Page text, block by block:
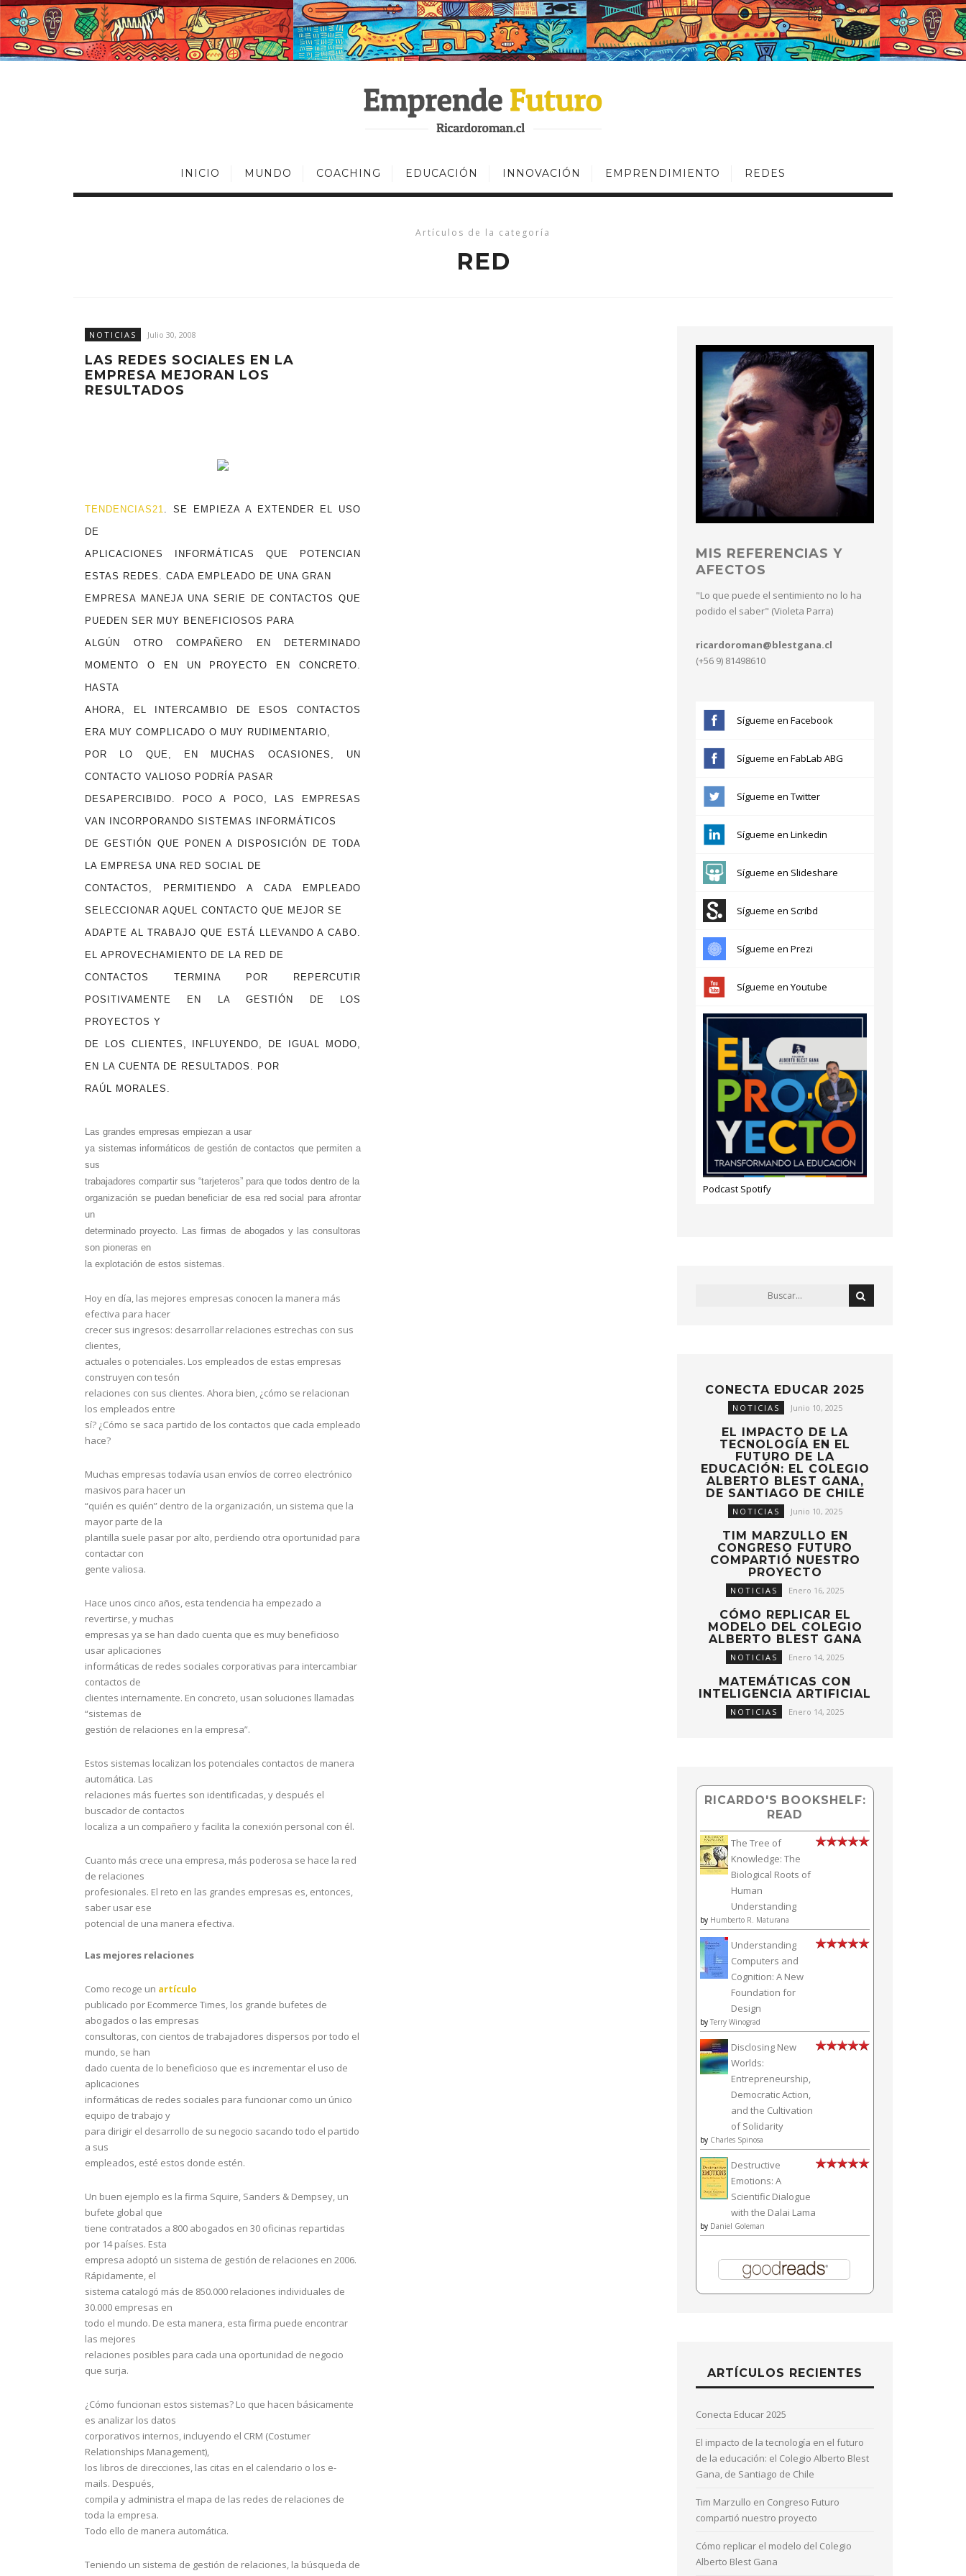
INICIO MUNDO COACHING EDUCACIÓN INNOVACIÓN EMPRENDIMIENTO REDES
Artículos de la categoría
RED
NOTICIAS Julio 30, 2008
LAS REDES SOCIALES EN LA
EMPRESA MEJORAN LOS
RESULTADOS
TENDENCIAS21. SE EMPIEZA A EXTENDER EL USO
DE
APLICACIONES INFORMÁTICAS QUE POTENCIAN
ESTAS REDES. CADA EMPLEADO DE UNA GRAN
EMPRESA MANEJA UNA SERIE DE CONTACTOS QUE
PUEDEN SER MUY BENEFICIOSOS PARA
ALGÚN OTRO COMPAÑERO EN DETERMINADO
MOMENTO O EN UN PROYECTO EN CONCRETO.
HASTA
AHORA, EL INTERCAMBIO DE ESOS CONTACTOS
ERA MUY COMPLICADO O MUY RUDIMENTARIO,
POR LO QUE, EN MUCHAS OCASIONES, UN
CONTACTO VALIOSO PODRÍA PASAR
DESAPERCIBIDO. POCO A POCO, LAS EMPRESAS
VAN INCORPORANDO SISTEMAS INFORMÁTICOS
DE GESTIÓN QUE PONEN A DISPOSICIÓN DE TODA
LA EMPRESA UNA RED SOCIAL DE
CONTACTOS, PERMITIENDO A CADA EMPLEADO
SELECCIONAR AQUEL CONTACTO QUE MEJOR SE
ADAPTE AL TRABAJO QUE ESTÁ LLEVANDO A CABO.
EL APROVECHAMIENTO DE LA RED DE
CONTACTOS TERMINA POR REPERCUTIR
POSITIVAMENTE EN LA GESTIÓN DE LOS
PROYECTOS Y
DE LOS CLIENTES, INFLUYENDO, DE IGUAL MODO,
EN LA CUENTA DE RESULTADOS. POR
RAÚL MORALES.
Las grandes empresas empiezan a usar
ya sistemas informáticos de gestión de contactos que permiten a
sus
trabajadores compartir sus “tarjeteros” para que todos dentro de la
organización se puedan beneficiar de esa red social para afrontar
un
determinado proyecto. Las firmas de abogados y las consultoras
son pioneras en
la explotación de estos sistemas.
Hoy en día, las mejores empresas conocen la manera más
efectiva para hacer
crecer sus ingresos: desarrollar relaciones estrechas con sus
clientes,
actuales o potenciales. Los empleados de estas empresas
construyen con tesón
relaciones con sus clientes. Ahora bien, ¿cómo se relacionan
los empleados entre
sí? ¿Cómo se saca partido de los contactos que cada empleado
hace?
Muchas empresas todavía usan envíos de correo electrónico
masivos para hacer un
“quién es quién” dentro de la organización, un sistema que la
mayor parte de la
plantilla suele pasar por alto, perdiendo otra oportunidad para
contactar con
gente valiosa.
Hace unos cinco años, esta tendencia ha empezado a
revertirse, y muchas
empresas ya se han dado cuenta que es muy beneficioso
usar aplicaciones
informáticas de redes sociales corporativas para intercambiar
contactos de
clientes internamente. En concreto, usan soluciones llamadas
“sistemas de
gestión de relaciones en la empresa”.
Estos sistemas localizan los potenciales contactos de manera
automática. Las
relaciones más fuertes son identificadas, y después el
buscador de contactos
localiza a un compañero y facilita la conexión personal con él.
Cuanto más crece una empresa, más poderosa se hace la red
de relaciones
profesionales. El reto en las grandes empresas es, entonces,
saber usar ese
potencial de una manera efectiva.
Las mejores relaciones
Como recoge un artículo
publicado por Ecommerce Times, los grande bufetes de
abogados o las empresas
consultoras, con cientos de trabajadores dispersos por todo el
mundo, se han
dado cuenta de lo beneficioso que es incrementar el uso de
aplicaciones
informáticas de redes sociales para funcionar como un único
equipo de trabajo y
para dirigir el desarrollo de su negocio sacando todo el partido
a sus
empleados, esté estos donde estén.
Un buen ejemplo es la firma Squire, Sanders & Dempsey, un
bufete global que
tiene contratados a 800 abogados en 30 oficinas repartidas
por 14 países. Esta
empresa adoptó un sistema de gestión de relaciones en 2006.
Rápidamente, el
sistema catalogó más de 850.000 relaciones individuales de
30.000 empresas en
todo el mundo. De esta manera, esta firma puede encontrar
las mejores
relaciones posibles para cada una oportunidad de negocio
que surja.
¿Cómo funcionan estos sistemas? Lo que hacen básicamente
es analizar los datos
corporativos internos, incluyendo el CRM (Costumer
Relationships Management),
los libros de direcciones, las citas en el calendario o los e-
mails. Después,
compila y administra el mapa de las redes de relaciones de
toda la empresa.
Todo ello de manera automática.
Teniendo un sistema de gestión de relaciones, la búsqueda de
MIS REFERENCIAS Y
AFECTOS
"Lo que puede el sentimiento no lo ha
podido el saber" (Violeta Parra)
ricardoroman@blestgana.cl
(+56 9) 81498610
Sígueme en Facebook
Sígueme en FabLab ABG
Sígueme en Twitter
Sígueme en Linkedin
Sígueme en Slideshare
Sígueme en Scribd
Sígueme en Prezi
Sígueme en Youtube
Podcast Spotify
CONECTA EDUCAR 2025
NOTICIAS Junio 10, 2025
EL IMPACTO DE LA
TECNOLOGÍA EN EL
FUTURO DE LA
EDUCACIÓN: EL COLEGIO
ALBERTO BLEST GANA,
DE SANTIAGO DE CHILE
NOTICIAS Junio 10, 2025
TIM MARZULLO EN
CONGRESO FUTURO
COMPARTIÓ NUESTRO
PROYECTO
NOTICIAS Enero 16, 2025
CÓMO REPLICAR EL
MODELO DEL COLEGIO
ALBERTO BLEST GANA
NOTICIAS Enero 14, 2025
MATEMÁTICAS CON
INTELIGENCIA ARTIFICIAL
NOTICIAS Enero 14, 2025
RICARDO'S BOOKSHELF:
READ
The Tree of
Knowledge: The
Biological Roots of
Human
Understanding
by Humberto R. Maturana
Understanding
Computers and
Cognition: A New
Foundation for
Design
by Terry Winograd
Disclosing New
Worlds:
Entrepreneurship,
Democratic Action,
and the Cultivation
of Solidarity
by Charles Spinosa
Destructive
Emotions: A
Scientific Dialogue
with the Dalai Lama
by Daniel Goleman
ARTÍCULOS RECIENTES
Conecta Educar 2025
El impacto de la tecnología en el futuro
de la educación: el Colegio Alberto Blest
Gana, de Santiago de Chile
Tim Marzullo en Congreso Futuro
compartió nuestro proyecto
Cómo replicar el modelo del Colegio
Alberto Blest Gana